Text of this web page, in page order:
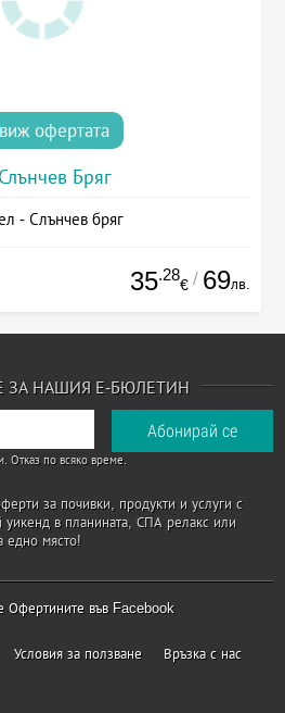
виж офертата
Слънчев Бряг
- Слънчев бряг
35.28
€ / 69лв.
ЗА НАШИЯ Е-БЮЛЕТИН
Отказ по всяко време.
за почивки, продукти и услуги с
уикенд в планината, СПА релакс или
едно място!
Офертините във Facebook
Условия за ползване Връзка с нас